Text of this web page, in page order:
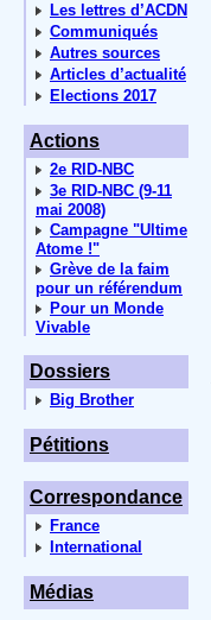
Les lettres d’ACDN
Communiqués
Autres sources
Articles d’actualité
Elections 2017
Actions
2e RID-NBC
3e RID-NBC (9-11
mai 2008)
Campagne "Ultime
Atome !"
Grève de la faim
pour un référendum
Pour un Monde
Vivable
Dossiers
Big Brother
Pétitions
Correspondance
France
International
Médias